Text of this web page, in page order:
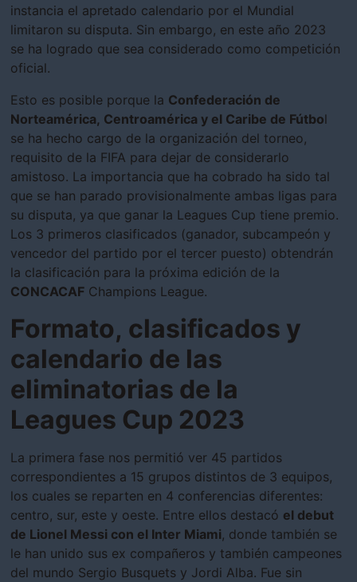
instancia el apretado calendario por el Mundial
limitaron su disputa. Sin embargo, en este año 2023
se ha logrado que sea considerado como competición
oficial.
Esto es posible porque la Confederación de
Norteamérica, Centroamérica y el Caribe de Fútbol
se ha hecho cargo de la organización del torneo,
requisito de la FIFA para dejar de considerarlo
amistoso. La importancia que ha cobrado ha sido tal
que se han parado provisionalmente ambas ligas para
su disputa, ya que ganar la Leagues Cup tiene premio.
Los 3 primeros clasificados (ganador, subcampeón y
vencedor del partido por el tercer puesto) obtendrán
la clasificación para la próxima edición de la
CONCACAF Champions League.
Formato, clasificados y
calendario de las
eliminatorias de la
Leagues Cup 2023
La primera fase nos permitió ver 45 partidos
correspondientes a 15 grupos distintos de 3 equipos,
los cuales se reparten en 4 conferencias diferentes:
centro, sur, este y oeste. Entre ellos destacó el debut
de Lionel Messi con el Inter Miami, donde también se
le han unido sus ex compañeros y también campeones
del mundo Sergio Busquets y Jordi Alba. Fue sin